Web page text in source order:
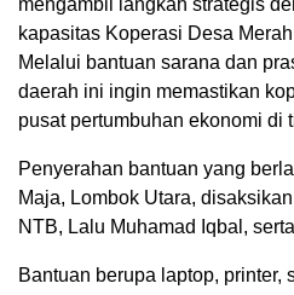
kapasitas Koperasi Desa
Melalui bantuan sarana dan
daerah ini ingin memastikan
pusat pertumbuhan ekonomi di
Penyerahan bantuan yang
Maja, Lombok Utara,
NTB, Lalu Muhamad Iqbal,
Bantuan berupa laptop, printer,